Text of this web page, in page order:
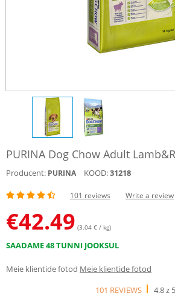
PURINA Dog Chow Adult
Producent: PURINA KOOD:31218
101 reviews Write a review
€42.49 (3.04 € / kg)
SAADAME 48 TUNNI JOOKSUL
Meie klientide fotod Meie klientide fotod
101 REVIEWS
4.8 z 5